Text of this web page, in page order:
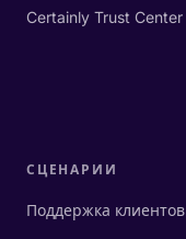
Certainly Trust Center
СЦЕНАРИИ
Поддержка клиентов